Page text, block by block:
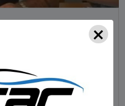
com a polícia em SC
2023
×